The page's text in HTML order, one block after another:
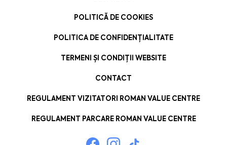
POLITICĂ DE COOKIES
POLITICA DE CONFIDENȚIALITATE
TERMENI ȘI CONDIȚII WEBSITE
CONTACT
REGULAMENT VIZITATORI ROMAN VALUE CENTRE
REGULAMENT PARCARE ROMAN VALUE CENTRE